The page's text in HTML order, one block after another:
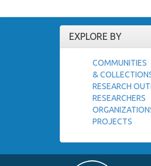
EXPLORE BY
COMMUNITIES
&
RESEARCH
RESEARCHERS
PROJECTS